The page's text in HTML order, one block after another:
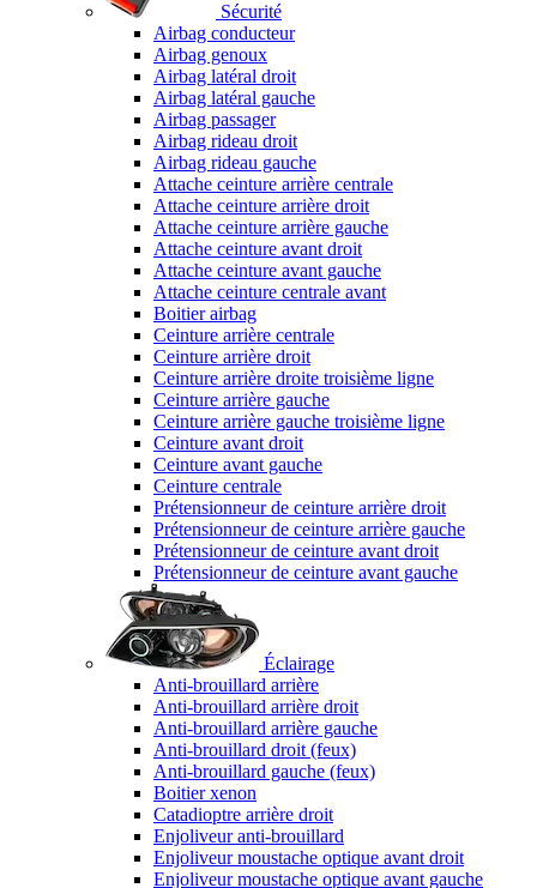
Sécurité
Airbag conducteur
Airbag genoux
Airbag latéral droit
Airbag latéral gauche
Airbag passager
Airbag rideau droit
Airbag rideau gauche
Attache ceinture arrière centrale
Attache ceinture arrière droit
Attache ceinture arrière gauche
Attache ceinture avant droit
Attache ceinture avant gauche
Attache ceinture centrale avant
Boitier airbag
Ceinture arrière centrale
Ceinture arrière droit
Ceinture arrière droite troisième ligne
Ceinture arrière gauche
Ceinture arrière gauche troisième ligne
Ceinture avant droit
Ceinture avant gauche
Ceinture centrale
Prétensionneur de ceinture arrière droit
Prétensionneur de ceinture arrière gauche
Prétensionneur de ceinture avant droit
Prétensionneur de ceinture avant gauche
Éclairage
Anti-brouillard arrière
Anti-brouillard arrière droit
Anti-brouillard arrière gauche
Anti-brouillard droit (feux)
Anti-brouillard gauche (feux)
Boitier xenon
Catadioptre arrière droit
Enjoliveur anti-brouillard
Enjoliveur moustache optique avant droit
Enjoliveur moustache optique avant gauche